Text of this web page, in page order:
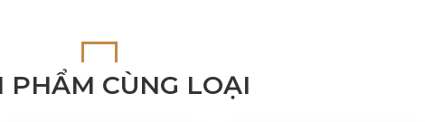
PHẨM CÙNG LOẠI